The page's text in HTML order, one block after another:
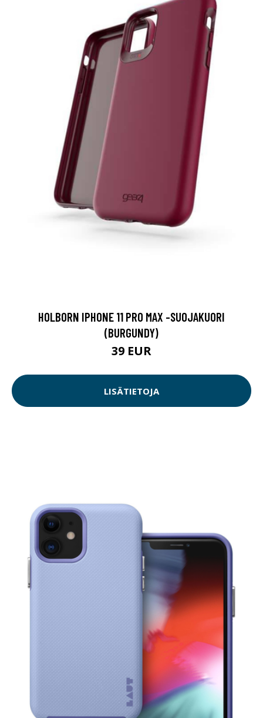
HOLBORN IPHONE 11 PRO MAX -SUOJAKUORI
(BURGUNDY)
39 EUR
LISÄTIETOJA